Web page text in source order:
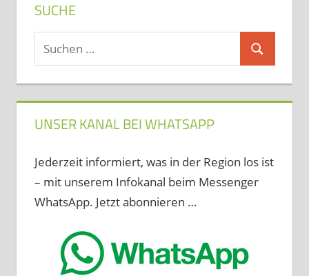
SUCHE
Suchen
nach:
Suchen
UNSER KANAL BEI WHATSAPP
Jederzeit informiert, was in der Region los ist
– mit unserem Infokanal beim Messenger
WhatsApp. Jetzt abonnieren …